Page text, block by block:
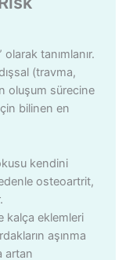
tanımlanır.
(travma,
oluşum sürecine
bilinen en
kendini
osteoartrit,
kalça eklemleri
aşınma
artan